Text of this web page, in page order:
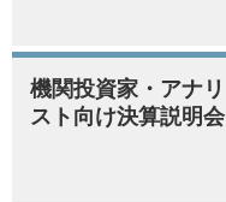
機関投資家・アナリ
スト向け決算説明会